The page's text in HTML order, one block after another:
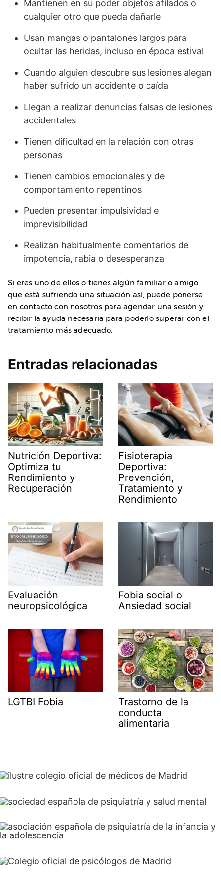
Mantienen en su poder objetos afilados o
cualquier otro que pueda dañarle
Usan mangas o pantalones largos para
ocultar las heridas, incluso en época estival
Cuando alguien descubre sus lesiones alegan
haber sufrido un accidente o caída
Llegan a realizar denuncias falsas de lesiones
accidentales
Tienen dificultad en la relación con otras
personas
Tienen cambios emocionales y de
comportamiento repentinos
Pueden presentar impulsividad e
imprevisibilidad
Realizan habitualmente comentarios de
impotencia, rabia o desesperanza
Si eres uno de ellos o tienes algún familiar o amigo
que está sufriendo una situación así, puede ponerse
en contacto con nosotros para agendar una sesión y
recibir la ayuda necesaria para poderlo superar con el
tratamiento más adecuado.
Entradas relacionadas
Nutrición Deportiva:
Optimiza tu
Rendimiento y
Recuperación
Fisioterapia
Deportiva:
Prevención,
Tratamiento y
Rendimiento
Evaluación
neuropsicológica
Fobia social o
Ansiedad social
LGTBI Fobia
Trastorno de la
conducta
alimentaria